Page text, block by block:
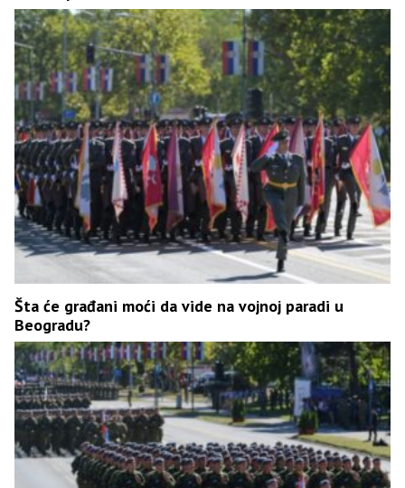
Šta će građani moći da vide na vojnoj paradi u
Beogradu?